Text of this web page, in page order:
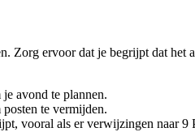
ervoor dat je begrijpt dat
avond te plannen.
te vermijden.
vooral als er verwijzingen naar 9